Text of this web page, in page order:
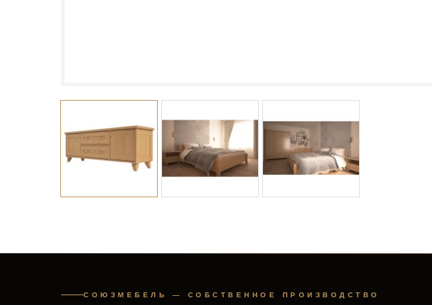
СОЮЗМЕБЕЛЬ — СОБСТВЕННОЕ ПРОИЗВОДСТВО